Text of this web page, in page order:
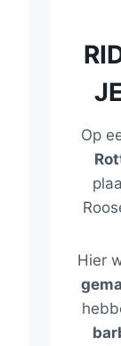
Op
Hier